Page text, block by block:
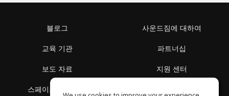
블로그
교육 기관
보도 자료
스페이스 둘러보기
사운드짐에 대하여
파트너십
지원 센터